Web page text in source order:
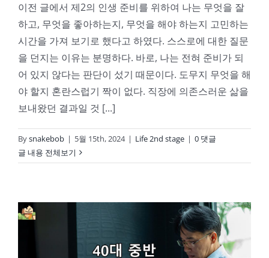
이전 글에서 제2의 인생 준비를 위하여 나는 무엇을 잘
하고, 무엇을 좋아하는지, 무엇을 해야 하는지 고민하는
시간을 가져 보기로 했다고 하였다. 스스로에 대한 질문
을 던지는 이유는 분명하다. 바로, 나는 전혀 준비가 되
어 있지 않다는 판단이 섰기 때문이다. 도무지 무엇을 해
야 할지 혼란스럽기 짝이 없다. 직장에 의존스러운 삶을
보내왔던 결과일 것 [...]
Bysnakebob | 5월 15th, 2024 | Life 2nd stage | 0 댓글
글 내용 전체보기